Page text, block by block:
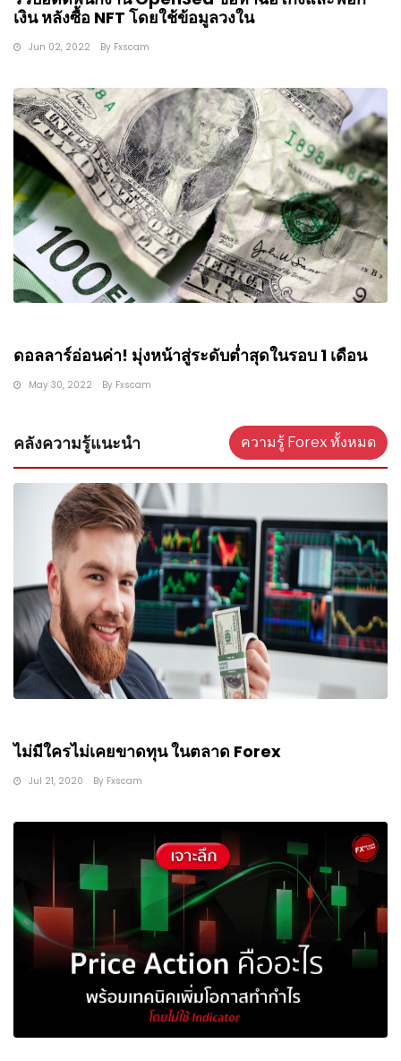
เงิน หลังซื้อ NFT โดยใช้ข้อมูลวงใน
Jun 02, 2022 By Fxscam
ดอลลาร์อ่อนค่า! มุ่งหน้าสู่ระดับต่ำสุดในรอบ 1 เดือน
May 30, 2022 By Fxscam
คลังความรู้แนะนำ ความรู้ Forex ทั้งหมด
ไม่มีใครไม่เคยขาดทุน ในตลาด Forex
Jul 21, 2020 By Fxscam